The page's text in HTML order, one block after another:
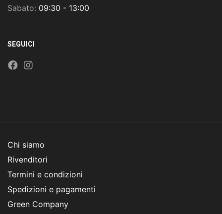
Sabato: 09:30 - 13:00
SEGUICI
Chi siamo
Rivenditori
Termini e condizioni
Spedizioni e pagamenti
Green Company